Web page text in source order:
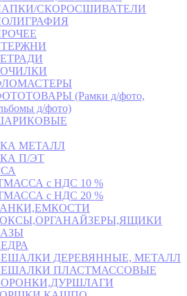
СКОРОСШИВАТЕЛИ
(Рамки д/фото,
д/фото)
МЕТАЛЛ
П/ЭТ
с НДС 10 %
с НДС 20 %
ДЕРЕВЯННЫЕ, МЕТАЛЛ
ПЛАСТМАССОВЫЕ